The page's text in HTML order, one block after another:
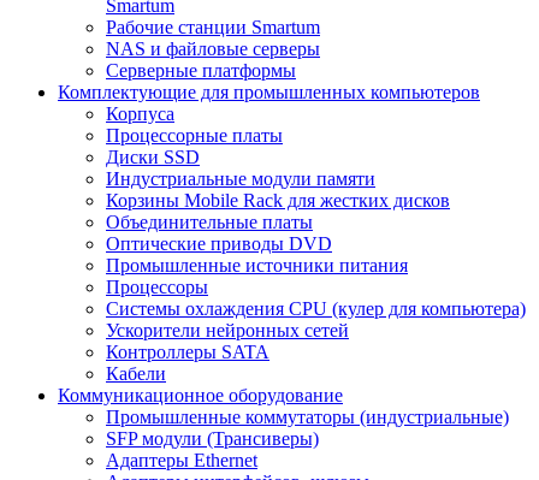
Smartum
Рабочие станции Smartum
NAS и файловые серверы
Серверные платформы
Комплектующие для промышленных компьютеров
Корпуса
Процессорные платы
Диски SSD
Индустриальные модули памяти
Корзины Mobile Rack для жестких дисков
Объединительные платы
Оптические приводы DVD
Промышленные источники питания
Процессоры
Системы охлаждения CPU (кулер для компьютера)
Ускорители нейронных сетей
Контроллеры SATA
Кабели
Коммуникационное оборудование
Промышленные коммутаторы (индустриальные)
SFP модули (Трансиверы)
Адаптеры Ethernet